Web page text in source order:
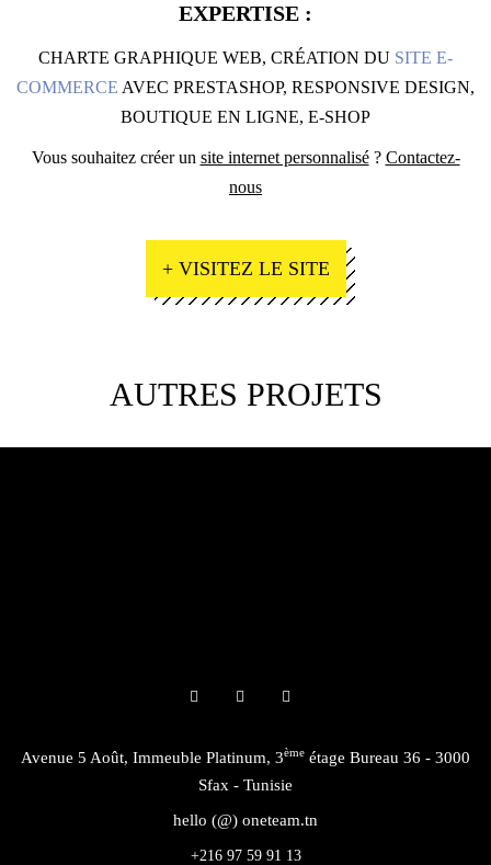
EXPERTISE :
CHARTE GRAPHIQUE WEB, CRÉATION DU SITE E-
COMMERCE AVEC PRESTASHOP, RESPONSIVE DESIGN,
BOUTIQUE EN LIGNE, E-SHOP
Vous souhaitez créer un site internet personnalisé? Contactez-
nous
+ VISITEZ LE SITE
AUTRES PROJETS
Avenue 5 Août, Immeuble Platinum, 3ème étage Bureau 36 - 3000
Sfax - Tunisie
hello (@) oneteam.tn
+216 97 59 91 13